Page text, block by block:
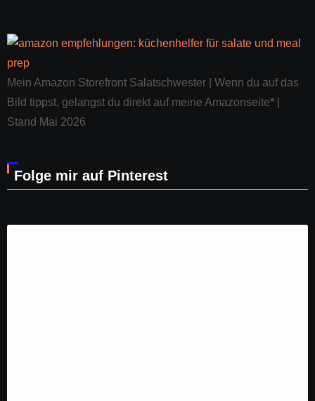
Mein Amazon Storefront Salatschwester | Wenn du auf das
Bild tippst, gelangst du direkt auf meine Amazonseite* |
Stand Mai 2026
Folge mir auf Pinterest